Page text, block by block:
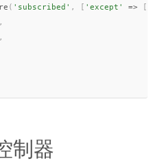
( 'subscribed' , [ 'except' =>
[
,
,
制器